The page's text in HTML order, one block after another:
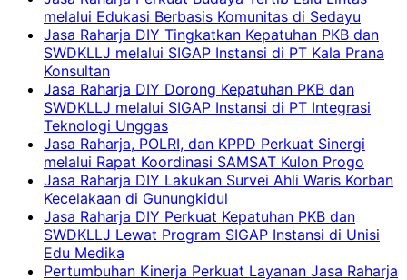
melalui Edukasi Berbasis Komunitas di Sedayu
Jasa Raharja DIY Tingkatkan Kepatuhan PKB dan
SWDKLLJ melalui SIGAP Instansi di PT Kala Prana
Konsultan
Jasa Raharja DIY Dorong Kepatuhan PKB dan
SWDKLLJ melalui SIGAP Instansi di PT Integrasi
Teknologi Unggas
Jasa Raharja, POLRI, dan KPPD Perkuat Sinergi
melalui Rapat Koordinasi SAMSAT Kulon Progo
Jasa Raharja DIY Lakukan Survei Ahli Waris Korban
Kecelakaan di Gunungkidul
Jasa Raharja DIY Perkuat Kepatuhan PKB dan
SWDKLLJ Lewat Program SIGAP Instansi di Unisi
Edu Medika
Pertumbuhan Kinerja Perkuat Layanan Jasa Raharja